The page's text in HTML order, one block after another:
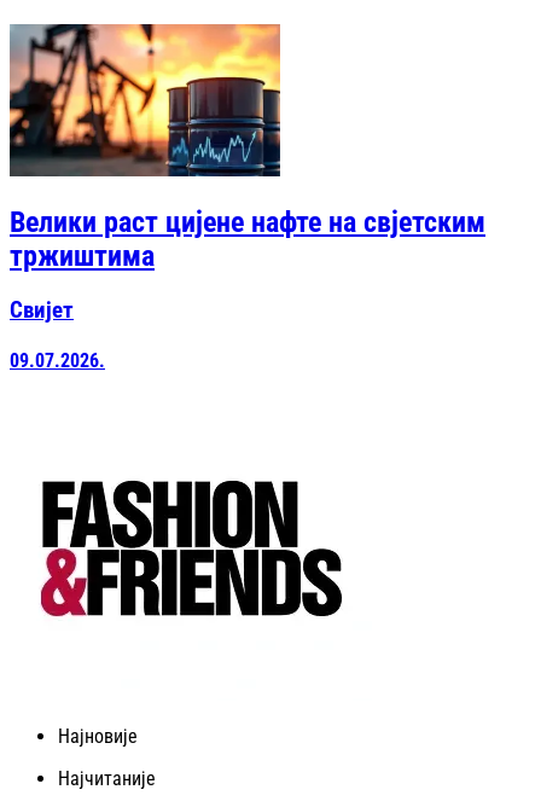
Велики раст цијене нафте на свјетским
тржиштима
Свијет
09.07.2026.
Најновије
Најчитаније